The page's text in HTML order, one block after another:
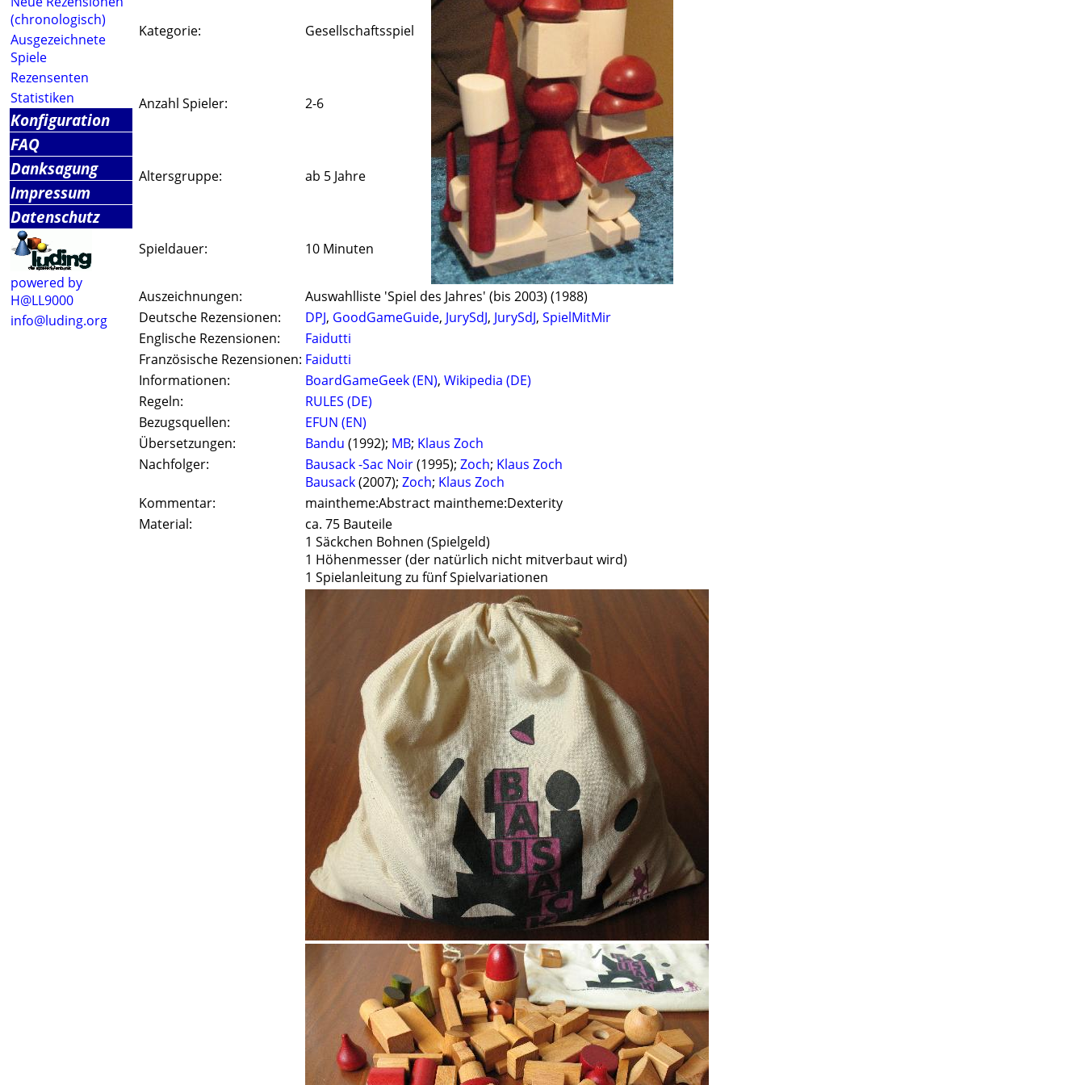
(chronologisch)
Ausgezeichnete
Spiele
Rezensenten
Statistiken
Konfiguration
FAQ
Danksagung
Impressum
Datenschutz
powered by
H@LL9000
info@luding.org
Kategorie: Gesellschaftsspiel
Anzahl Spieler: 2-6
Altersgruppe: ab 5 Jahre
Spieldauer: 10 Minuten
Auszeichnungen:
Auswahlliste 'Spiel des Jahres' (bis 2003) (1988)
Deutsche Rezensionen:
DPJ, GoodGameGuide, JurySdJ, JurySdJ, SpielMitMir
Englische Rezensionen:
Faidutti
Französische Rezensionen: Faidutti
Informationen:
BoardGameGeek (EN), Wikipedia (DE)
Regeln:
RULES (DE)
Bezugsquellen:
EFUN (EN)
Übersetzungen:
Bandu (1992); MB; Klaus Zoch
Nachfolger:
Bausack -Sac Noir(1995); Zoch; Klaus Zoch
Bausack(2007); Zoch; Klaus Zoch
Kommentar:
maintheme:Abstract maintheme:Dexterity
Material:
ca. 75 Bauteile
1 Säckchen Bohnen (Spielgeld)
1 Höhenmesser (der natürlich nicht mitverbaut wird)
1 Spielanleitung zu fünf Spielvariationen